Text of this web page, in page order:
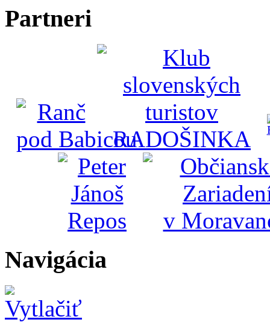
Partneri
Navigácia